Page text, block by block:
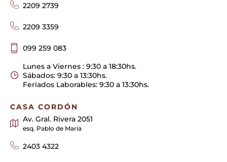
2209 2739
2209 3359
099 259 083
Lunes a Viernes : 9:30 a 18:30hs.
Sábados: 9:30 a 13:30hs.
Feriados Laborables: 9:30 a 13:30hs.
CASA CORDÓN
Av. Gral. Rivera 2051
esq. Pablo de María
2403 4322